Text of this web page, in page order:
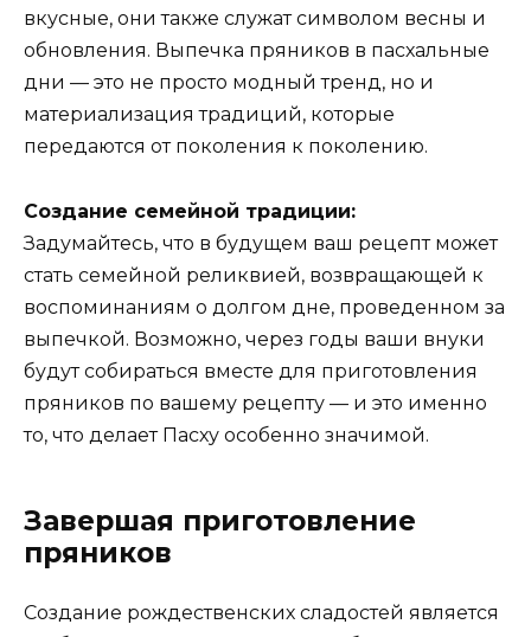
вкусные, они также служат символом весны и
обновления. Выпечка пряников в пасхальные
дни — это не просто модный тренд, но и
материализация традиций, которые
передаются от поколения к поколению.
Создание семейной традиции:
Задумайтесь, что в будущем ваш рецепт может
стать семейной реликвией, возвращающей к
воспоминаниям о долгом дне, проведенном за
выпечкой. Возможно, через годы ваши внуки
будут собираться вместе для приготовления
пряников по вашему рецепту — и это именно
то, что делает Пасху особенно значимой.
Завершая приготовление
пряников
Создание рождественских сладостей является